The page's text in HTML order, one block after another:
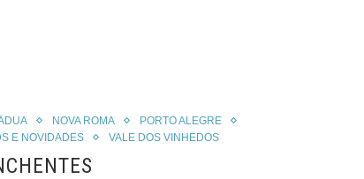
NOVA ROMA
PORTO ALEGRE
E NOVIDADES VALE DOS VINHEDOS